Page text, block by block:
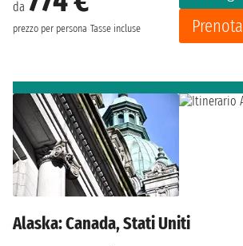
da
prezzo per persona Tasse incluse
Prenota
Alaska: Canada, Stati Uniti